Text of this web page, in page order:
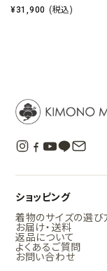
¥31,900 (税込)
ショッピング
着物のサイズの選び
お届け・送料
返品について
よくあるご質問
お問い合わせ